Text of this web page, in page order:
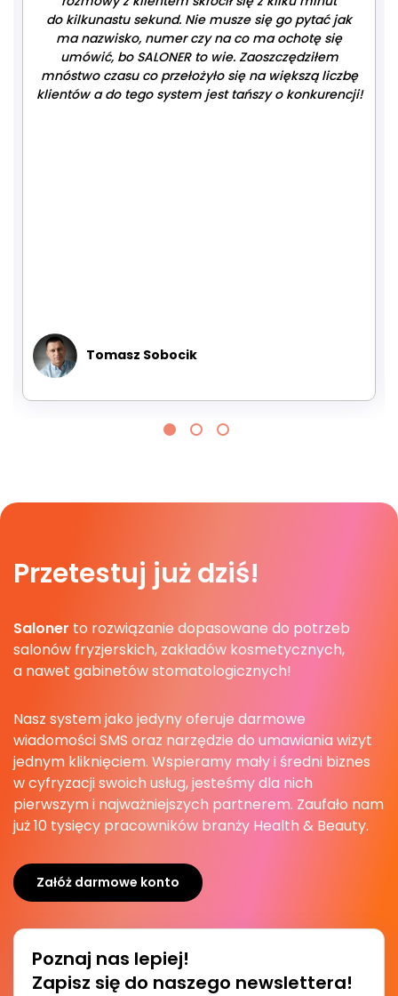
do kilkunastu sekund. Nie musze się go pytać jak
ma nazwisko, numer czy na co ma ochotę się
umówić, bo SALONER to wie. Zaoszczędziłem
mnóstwo czasu co przełożyło się na większą liczbę
klientów a do tego system jest tańszy o konkurencji!
Tomasz Sobocik
Przetestuj już dziś!
Saloner to rozwiązanie dopasowane do potrzeb
salonów fryzjerskich, zakładów kosmetycznych,
a nawet gabinetów stomatologicznych!
Nasz system jako jedyny oferuje darmowe
wiadomości SMS oraz narzędzie do umawiania wizyt
jednym kliknięciem. Wspieramy mały i średni biznes
w cyfryzacji swoich usług, jesteśmy dla nich
pierwszym i najważniejszych partnerem. Zaufało nam
już 10 tysięcy pracowników branży Health & Beauty.
Załóż darmowe konto
Poznaj nas lepiej!
Zapisz się do naszego newslettera!